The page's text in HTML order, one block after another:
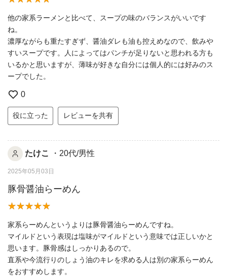
他の家系ラーメンと比べて、スープの味のバランスがいいです
ね。
濃厚ながらも重たすぎず、醤油ダレも油も控えめなので、飲みや
すいスープです。人によってはパンチが足りないと思われる方も
いるかと思いますが、薄味が好きな自分には個人的には好みのス
ープでした。
0
役に立った レビューを共有
たけこ ・20代/男性
2025年05月03日
豚骨醤油らーめん
家系らーめんというよりは豚骨醤油らーめんですね。
マイルドという表現は塩味がマイルドという意味では正しいかと
思います。豚骨感はしっかりあるので。
直系や今流行りのしょう油のキレを求める人は別の家系らーめん
をおすすめします。